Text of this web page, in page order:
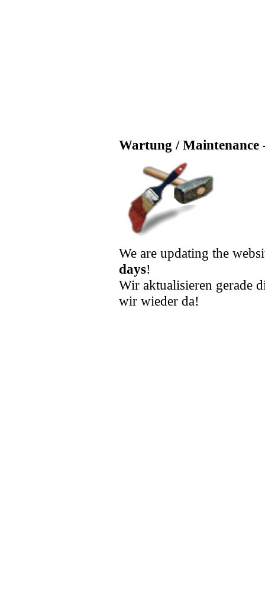
Wartung / Maintenance
We are updating the
days!
Wir aktualisieren gerade
wir wieder da!